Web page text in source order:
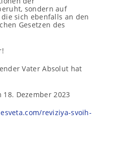
sondern auf
sich ebenfalls an den
Gesetzen des
Vater Absolut hat
Dezember 2023
reviziya-svoih-